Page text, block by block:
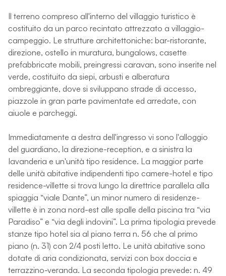
Il terreno compreso all'interno del villaggio turistico è
costituito da un parco recintato attrezzato a villaggio-
campeggio. Le strutture architettoniche: bar-ristorante,
direzione, ostello in muratura, bungalows, casette
prefabbricate mobili, preingressi caravan, sono inserite nel
verde, costituito da siepi, arbusti e alberatura
ombreggiante, dove si sviluppano strade di accesso,
piazzole in gran parte pavimentate ed arredate, con
aiuole e parcheggi.
Immediatamente a destra dell'ingresso vi sono l'alloggio
del guardiano, la direzione-reception, e a sinistra la
Iavanderia e un'unità tipo residence. La maggior parte
delle unità abitative indipendenti tipo camere-hotel e tipo
residence-villette si trova lungo la direttrice parallela alla
spiaggia “viale Dante”, un minor numero di residenze-
villette è in zona nord-est alle spalle della piscina tra “via
Paradiso” e “via degli indovini”. La prima tipologia prevede
stanze tipo hotel sia al piano terra n. 56 che al primo
piano (n. 31) con 2/4 posti letto. Le unità abitative sono
dotate di aria condizionata, servizi con box doccia e
terrazzino-veranda. La seconda tipologia prevede: n. 49